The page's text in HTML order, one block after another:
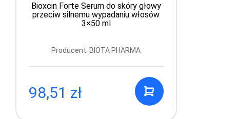
Bioxcin Forte Serum do skóry głowy
przeciw silnemu wypadaniu włosów
3×50 ml
Producent: BIOTA PHARMA
98,51 zł